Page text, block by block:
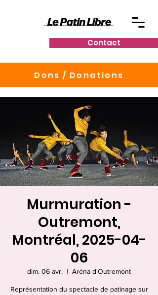
Contact
Dons / Donations
Murmuration -
Outremont,
Montréal, 2025-04-
06
dim. 06 avr.
  |
Aréna d'Outremont
Représentation du spectacle de patinage sur